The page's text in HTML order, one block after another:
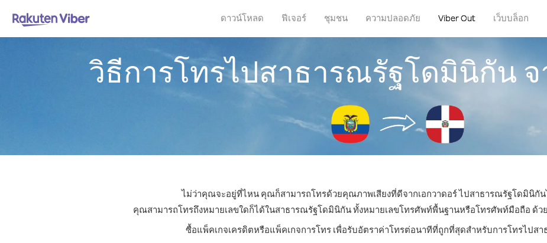
ดาวน์โหลด ฟีเจอร์ ชุมชน ความปลอดภัย Viber Out เว็บบล็อก
วิธีการโทรไปสาธารณรัฐโดมินิกัน จ
ไม่ว่าคุณจะอยู่ที่ไหน คุณก็สามารถโทรด้วยคุณภาพเสียงที่ดีจากเอกวาดอร์ ไปสาธารณรัฐโดมินิกัน
คุณสามารถโทรถึงหมายเลขใดก็ได้ในสาธารณรัฐโดมินิกัน ทั้งหมายเลขโทรศัพท์พื้นฐานหรือโทรศัพท์มือถือ ด้วย
ซื้อแพ็คเกจเครดิตหรือแพ็คเกจการโทร เพื่อรับอัตราค่าโทรต่อนาทีที่ถูกที่สุดสำหรับการโทรไปส